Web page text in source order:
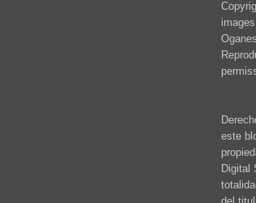
este
Digital
del